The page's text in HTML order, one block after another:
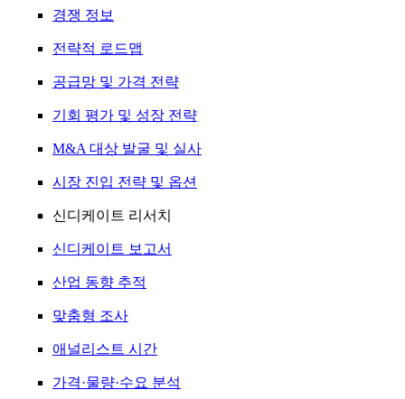
경쟁 정보
전략적 로드맵
공급망 및 가격 전략
기회 평가 및 성장 전략
M&A 대상 발굴 및 실사
시장 진입 전략 및 옵션
신디케이트 리서치
신디케이트 보고서
산업 동향 추적
맞춤형 조사
애널리스트 시간
가격·물량·수요 분석